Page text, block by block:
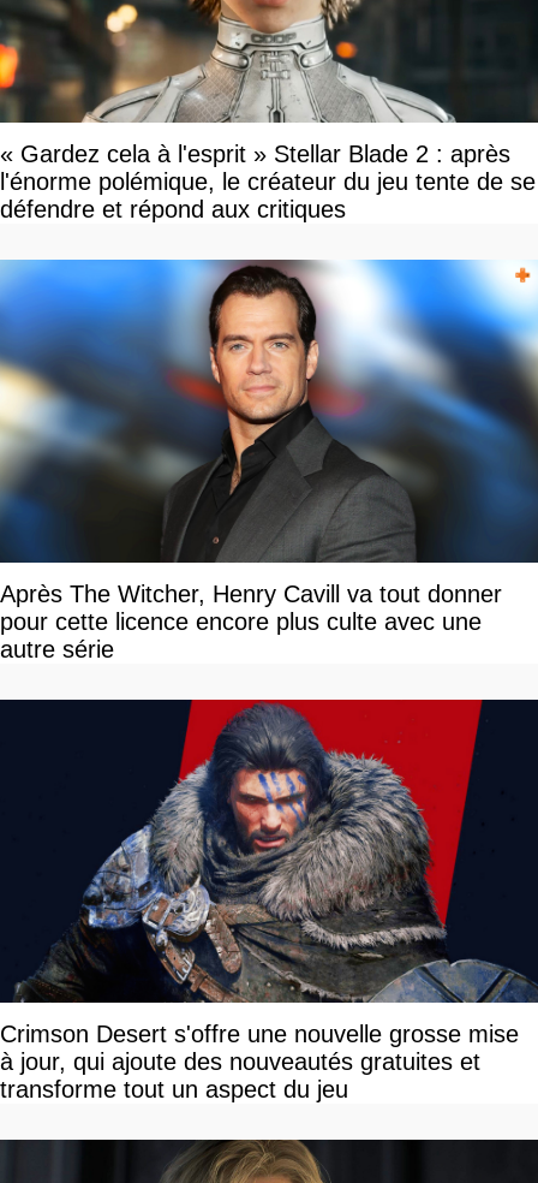
« Gardez cela à l'esprit » Stellar Blade 2 : après
l'énorme polémique, le créateur du jeu tente de se
défendre et répond aux critiques
Après The Witcher, Henry Cavill va tout donner
pour cette licence encore plus culte avec une
autre série
Crimson Desert s'offre une nouvelle grosse mise
à jour, qui ajoute des nouveautés gratuites et
transforme tout un aspect du jeu